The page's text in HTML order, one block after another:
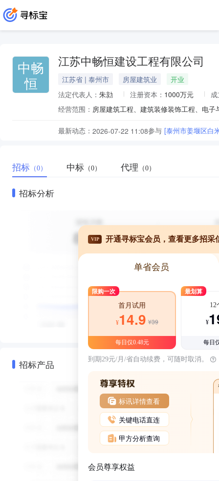
中畅
恒
江苏中畅恒建设工程有限公司
江苏省 | 泰州市 房屋建筑业
开业
法定代表人： 朱勍 注册资本： 1000万元
经营范围：
最新动态： 2026-07-22 11:08参与 [泰州市姜堰区白
招标 （0） 中标 （0） 代理 （0）
招标分析
招标产品
VIP 开通寻标宝会员，查看更多招采
单省会员
限购一次
首月试用
¥14.9 ¥39
每日仅0.48元
最划算
12
¥
每日
到期29元/月/省自动续费，可随时取消。
标讯详情查看
关键电话直连
甲方分析查询
会员尊享权益